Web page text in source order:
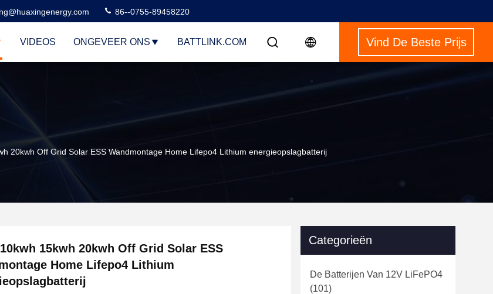
86--0755-89458220
VIDEOS ONGEVEER ONS BATTLINK.COM Vind De Beste Prijs
20kwh Off Grid Solar ESS Wandmontage Home Lifepo4 Lithium energieopslagbatterij
15kwh 20kwh Off Grid Solar ESS
Home Lifepo4 Lithium
Categorieën
De Batterijen Van 12V LiFePO4
(101)